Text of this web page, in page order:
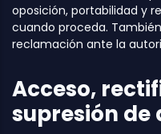
oposición, portabilidad y
cuando proceda.
reclamación ante la
Acceso,
supresión de